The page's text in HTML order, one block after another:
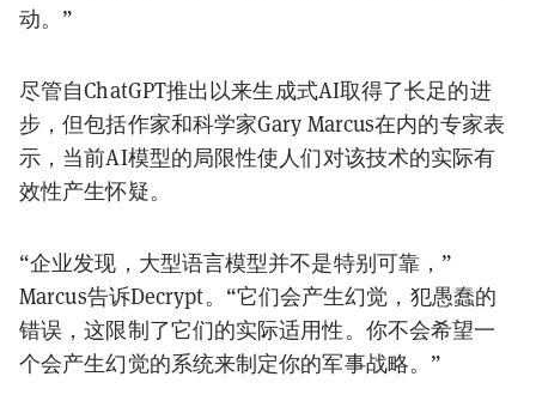
动。”
尽管自ChatGPT推出以来生成式AI取得了长足的进
步，但包括作家和科学家Gary Marcus在内的专家表
示，当前AI模型的局限性使人们对该技术的实际有
效性产生怀疑。
“企业发现，大型语言模型并不是特别可靠，”
Marcus告诉Decrypt。“它们会产生幻觉，犯愚蠢的
错误，这限制了它们的实际适用性。你不会希望一
个会产生幻觉的系统来制定你的军事战略。”